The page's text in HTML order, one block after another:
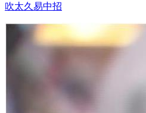
吹太久易中招